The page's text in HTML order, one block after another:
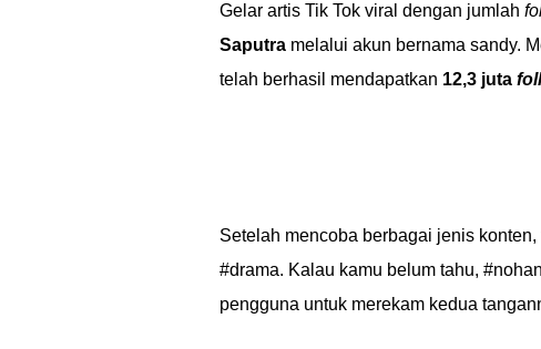
Gelar artis Tik Tok viral dengan jumlah
Saputra melalui akun bernama sandy.
telah berhasil mendapatkan 12,3 juta
Setelah mencoba berbagai jenis
#drama. Kalau kamu belum tahu,
pengguna untuk merekam kedua